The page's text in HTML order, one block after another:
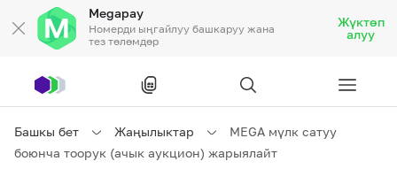
Megapay
Номерди ыңгайлуу башкаруу жана
тез төлөмдөр
Жүктөп
алуу
Башкы бет Жаңылыктар
MEGA мүлк сатуу
боюнча тоорук (ачык аукцион) жарыялайт